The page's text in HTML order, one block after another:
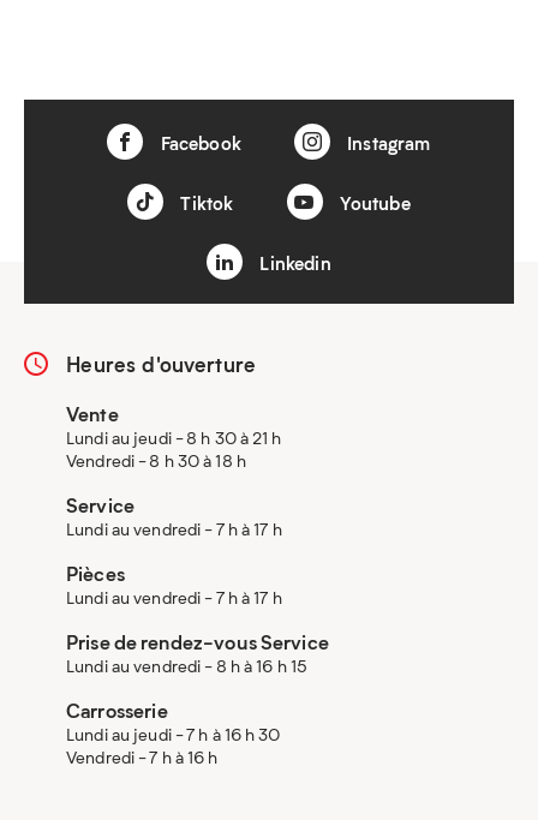
Facebook Instagram
Tiktok Youtube
Linkedin
Heures d'ouverture
Vente
Lundi au jeudi - 8 h 30 à 21 h
Vendredi - 8 h 30 à 18 h
Service
Lundi au vendredi - 7 h à 17 h
Pièces
Lundi au vendredi - 7 h à 17 h
Prise de rendez-vous Service
Lundi au vendredi - 8 h à 16 h 15
Carrosserie
Lundi au jeudi - 7 h à 16 h 30
Vendredi - 7 h à 16 h